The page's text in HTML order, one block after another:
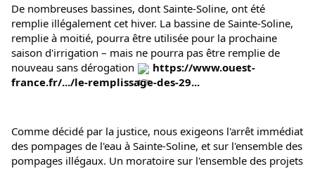
De nombreuses bassines, dont Sainte-Soline, ont été
remplie illégalement cet hiver. La bassine de Sainte-Soline,
remplie à moitié, pourra être utilisée pour la prochaine
saison d'irrigation – mais ne pourra pas être remplie de
nouveau sans dérogation
https://www.ouest-
france.fr/.../le-remplissage-des-29...
Comme décidé par la justice, nous exigeons l'arrêt immédiat
des pompages de l'eau à Sainte-Soline, et sur l'ensemble des
pompages illégaux. Un moratoire sur l'ensemble des projets